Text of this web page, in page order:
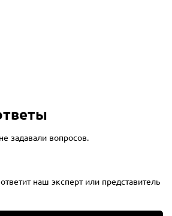
задавали вопросов.
наш эксперт или представитель